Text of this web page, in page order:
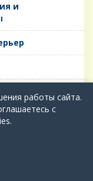
и
сервировки,
работы сайта.
с